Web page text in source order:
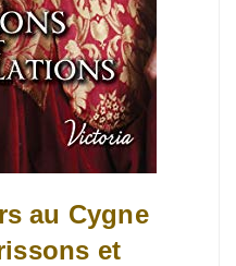
au Cygne
et